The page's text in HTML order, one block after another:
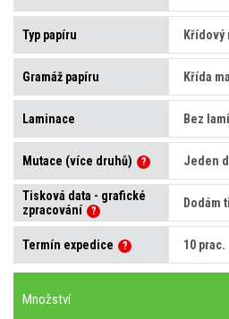
Typ papíru
Gramáž papíru
Laminace
Mutace (více druhů) ?
Tisková data - grafické
zpracování
?
Termín expedice ?
Množství